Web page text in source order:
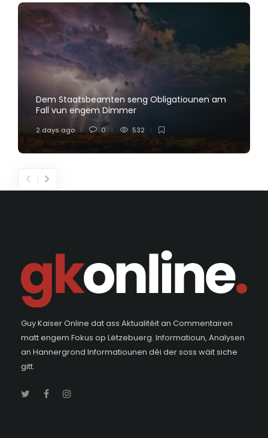
Dem Staatsbeamten seng Obligatiounen am
Fall vun engem Dimmer
2 days ago 0 532
Guy Kaiser Online dat ass Aktualitéit an Commentairen
matt engem Fokus op Lëtzebuerg. Informatioun, Analysen
an Hannergrond Informatiounen déi der soss wäit siche
gitt.